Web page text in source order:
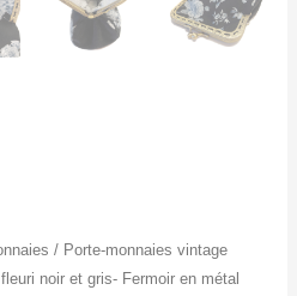
/ Porte-monnaies vintage
noir et gris- Fermoir en métal